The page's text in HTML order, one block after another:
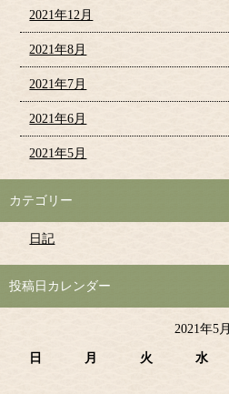
2021年12月
2021年8月
2021年7月
2021年6月
2021年5月
カテゴリー
日記
投稿日カレンダー
2021年5月
日 月 火 水